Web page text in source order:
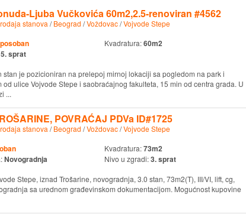
Ljuba Vučkovića 60m2,2.5-renoviran #4562
stanova /Beograd /Voždovac/Vojvode Stepe
Kvadratura:60m2
5. sprat
stan je pozicioniran na prelepoj mirnoj lokaciji sa pogledom na park i
od ulice Vojvode Stepe i saobraćajnog fakulteta, 15 min od centra grada. U
...
POVRAĆAJ PDVa ID#1725
stanova /Beograd /Voždovac/Vojvode Stepe
Kvadratura:73m2
Novogradnja Nivo u zgradi:3. sprat
Stepe, iznad Trošarine, novogradnja, 3.0 stan, 73m2(T), III/VI, lift, cg,
sa urednom građevinskom dokumentacijom. Mogućnost kupovine